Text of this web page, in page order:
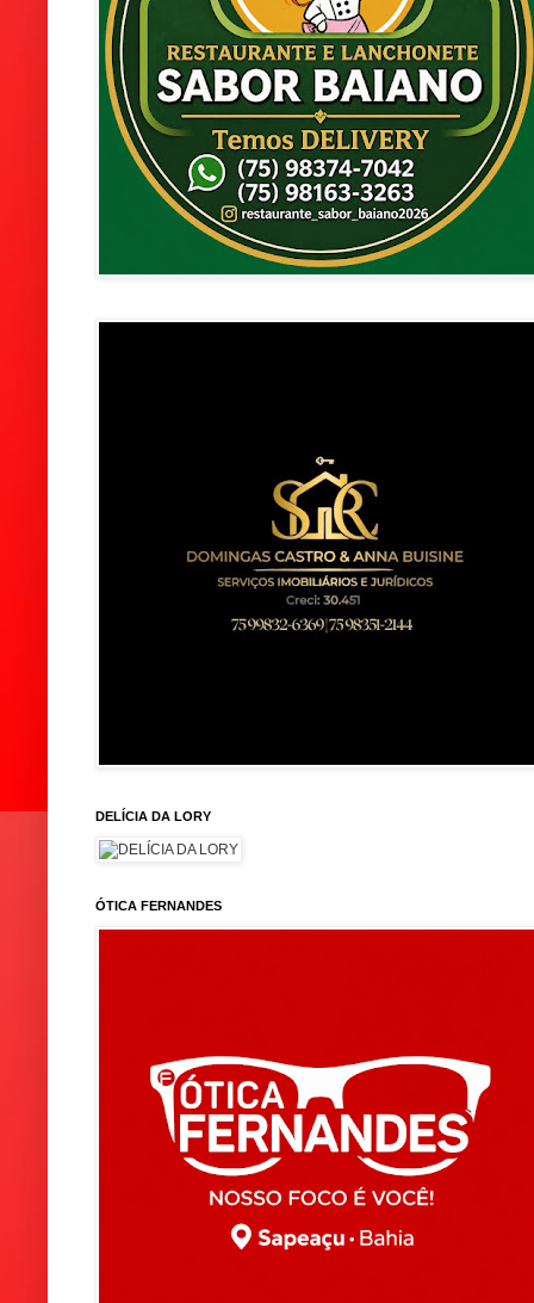
DELÍCIA DA LORY
ÓTICA FERNANDES